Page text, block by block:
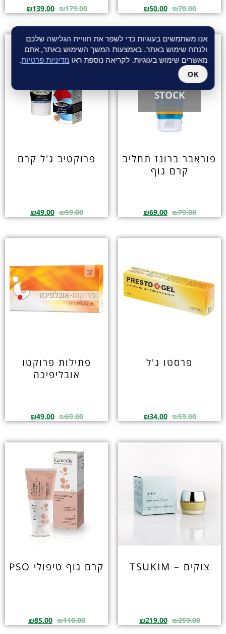
₪70.00
₪50.00
₪179.00
₪139.00
OUT OF
STOCK
פוראבר ברונז תחליב
קרם גוף
₪79.00
₪69.00
פרוקטיב ג'ל קרם
₪59.00
₪49.00
פרסטו ג'ל
₪59.00
₪34.00
פתילות פרוקטו
אובליפיכה
₪69.00
₪49.00
צוקים – TSUKIM
₪259.00
₪219.00
קרם גוף טיפולי PSO
₪110.00
₪85.00
אנו משתמשים בעוגיות כדי לשפר את חוויית הגלישה שלכם
ולנתח שימוש באתר. באמצעות המשך השימוש באתר, אתם
מאשרים שימוש בעוגיות. לקריאה נוספת ראו מדיניות פרטיות.
OK